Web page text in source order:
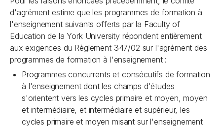
d'agrément estime que les programmes de formation à
l'enseignement suivants offerts par la Faculty of
Education de la York University répondent entièrement
aux exigences du Règlement 347/02 sur l'agrément des
programmes de formation à l'enseignement :
Programmes concurrents et consécutifs de formation
à l'enseignement dont les champs d'études
s'orientent vers les cycles primaire et moyen, moyen
et intermédiaire, et intermédiaire et supérieur, les
cycles primaire et moyen misant sur l'enseignement